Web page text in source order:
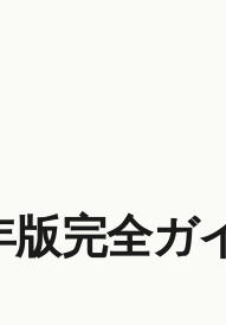
版完全ガ